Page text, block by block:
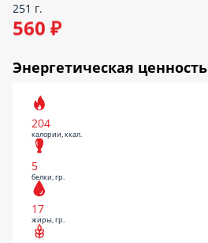
251 г.
560 ₽
Энергетическая ценность
204
калории, ккал.
5
белки, гр.
17
жиры, гр.